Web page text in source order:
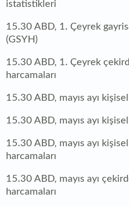
istatistikleri
15.30 ABD, 1. Çeyrek
(GSYH)
15.30 ABD, 1. Çeyrek
harcamaları
15.30 ABD, mayıs ayı
15.30 ABD, mayıs ayı
15.30 ABD, mayıs ayı
harcamaları
15.30 ABD, mayıs ayı
harcamaları